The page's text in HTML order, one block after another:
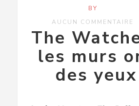
BY
AUCUN COMMENTAIRE
The
les murs
des yeux